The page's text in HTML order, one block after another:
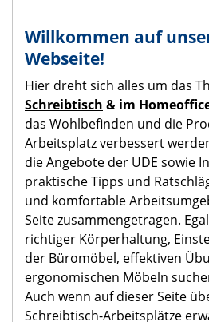
Willkommen auf
Webseite!
Hier dreht sich alles um das
Schreibtisch & im
das Wohlbefinden und die
Arbeitsplatz verbessert
die Angebote der UDE sowie
praktische Tipps und
und komfortable
Seite zusammengetragen.
richtiger Körperhaltung,
der Büromöbel, effektiven
ergonomischen Möbeln
Auch wenn auf dieser Seite
Schreibtisch-Arbeitsplätze